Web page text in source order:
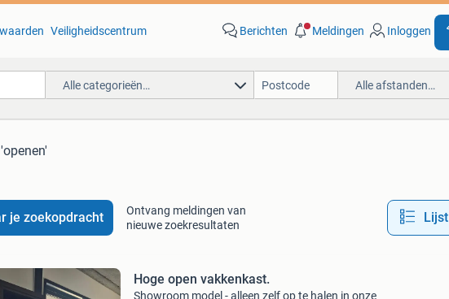
Veiligheidscentrum Berichten Meldingen Inloggen
Alle categorieën… Alle afstanden…
je zoekopdracht
Ontvang meldingen van
nieuwe zoekresultaten
Lijst
Hoge open vakkenkast.
Showroom model - alleen zelf op te halen in onze